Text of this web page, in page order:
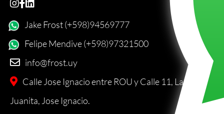
Jake Frost (+598)94569777
Felipe Mendive (+598)97321500
info@frost.uy
Calle Jose Ignacio entre ROU y Calle 11, La
Juanita, Jose Ignacio.